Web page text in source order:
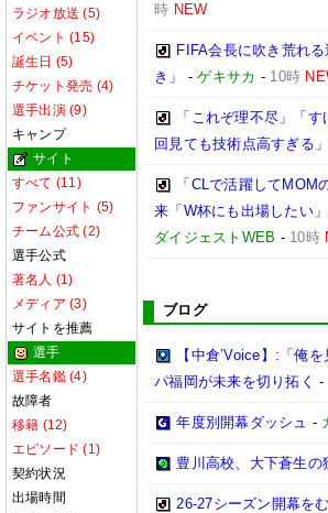
ラジオ放送 (5)
イベント (15)
誕生日 (5)
チケット発売 (4)
選手出演 (9)
キャンプ
サイト
すべて (11)
ファンサイト (5)
チーム公式 (2)
選手公式
著名人 (1)
メディア (3)
サイトを推薦
選手
選手名鑑 (4)
故障者
移籍 (12)
エピソード (1)
契約状況
出場時間
時 NEW
FIFA会長に吹き荒れ
き」
-ゲキサカ - 10時
「これぞ理不尽」「
回見ても技術点高すぎる」
「CLで活躍して
来「W杯にも出場したい
ダイジェストWEB - 10時
ブログ
【中倉’Voice】:「俺
パ福岡が未来を切り拓く -
年度別開幕ダッシュ -
豊川高校、大下蒼生の
26-27シーズン開幕を